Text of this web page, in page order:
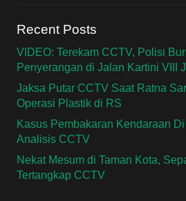
Recent Posts
VIDEO: Terekam CCTV, Polisi
Penyerangan di Jalan Kartini VIII
Jaksa Putar CCTV Saat Ratna
Operasi Plastik di RS
Kasus Pembakaran Kendaraan
Analisis CCTV
Nekat Mesum di Taman Kota,
Tertangkap CCTV